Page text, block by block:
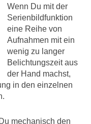
Wenn Du mit der
Serienbildfunktion
eine Reihe von
Aufnahmen mit ein
wenig zu langer
Belichtungszeit aus
der Hand machst,
in den einzelnen
mechanisch den